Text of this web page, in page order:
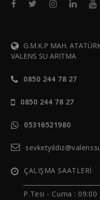
G.M.K.P MAH.
VALENS SU ARITMA
0850 244 78 27
0850 244 78 27
05316521980
ÇALIŞMA SAATLERİ
P.Tesi - Cuma : 09:00